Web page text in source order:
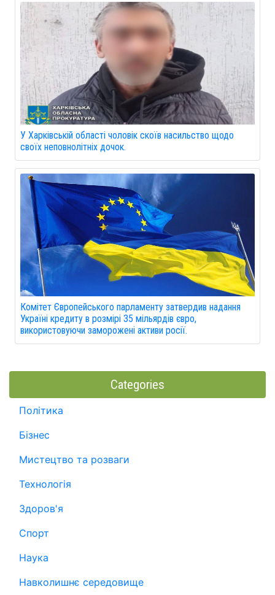
У Харківській області чоловік скоїв насильство щодо
своїх неповнолітніх дочок.
Комітет Європейського парламенту затвердив надання
Україні кредиту в розмірі 35 мільярдів євро,
використовуючи заморожені активи росії.
Categories
Політика
Бізнес
Мистецтво та розваги
Технологія
Здоров'я
Спорт
Наука
Навколишнє середовище